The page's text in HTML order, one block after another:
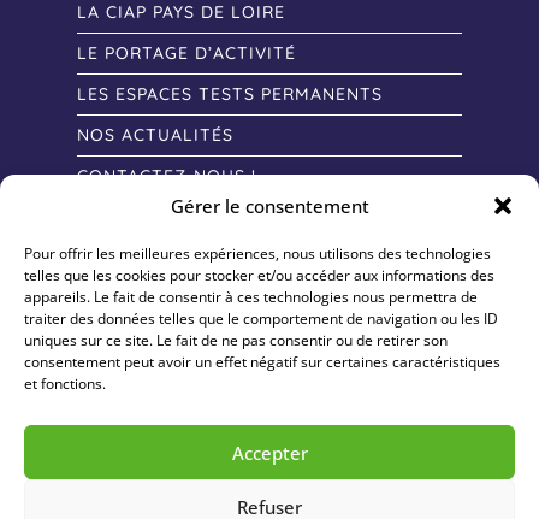
Gérer le consentement
Pour offrir les meilleures expériences, nous utilisons des technologies
telles que les cookies pour stocker et/ou accéder aux informations des
appareils. Le fait de consentir à ces technologies nous permettra de
traiter des données telles que le comportement de navigation ou les ID
uniques sur ce site. Le fait de ne pas consentir ou de retirer son
consentement peut avoir un effet négatif sur certaines caractéristiques
et fonctions.
Accepter
Refuser
LA CIAP PAYS DE LOIRE
LE PORTAGE D’ACTIVITÉ
LES ESPACES TESTS PERMANENTS
NOS ACTUALITÉS
CONTACTEZ-NOUS !